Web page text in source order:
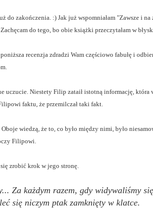
do zakończenia. :) Jak już wspomniałam "Zawsze i
do tego, bo obie książki przeczytałam w
recenzja zdradzi Wam częściowo fabułę i
uczucie. Niestety Filip zataił istotną informację, która
faktu, że przemilczał taki fakt.
wiedzą, że to, co było między nimi, było
Filipowi.
zrobić krok w jego stronę.
Za każdym razem, gdy widywaliśmy
się niczym ptak zamknięty w klatce.